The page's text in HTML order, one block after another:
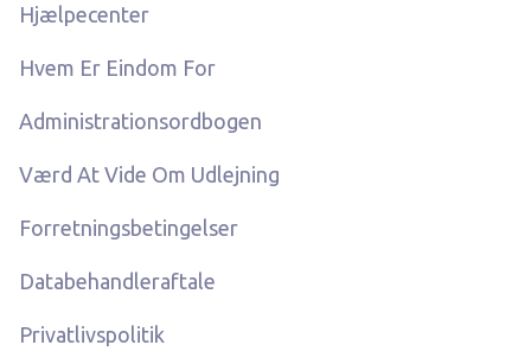
Hjælpecenter
Hvem Er Eindom For
Administrationsordbogen
Værd At Vide Om Udlejning
Forretningsbetingelser
Databehandleraftale
Privatlivspolitik